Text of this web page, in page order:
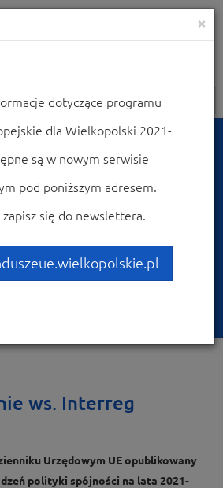
Nawigacja
Wielkopolski 2021-2027
ws.
ws. Interreg
Urzędowym UE opublikowany
polityki spójności na lata 2021-
×
dotyczące programu
dla Wielkopolski 2021-
są w nowym serwisie
pod poniższym adresem.
zapisz się do newslettera.